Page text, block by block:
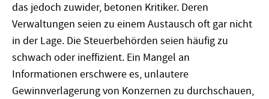
das jedoch zuwider, betonen Kritiker. Deren
Verwaltungen seien zu einem Austausch oft gar nicht
in der Lage. Die Steuerbehörden seien häufig zu
schwach oder ineffizient. Ein Mangel an
Informationen erschwere es, unlautere
Gewinnverlagerung von Konzernen zu durchschauen,